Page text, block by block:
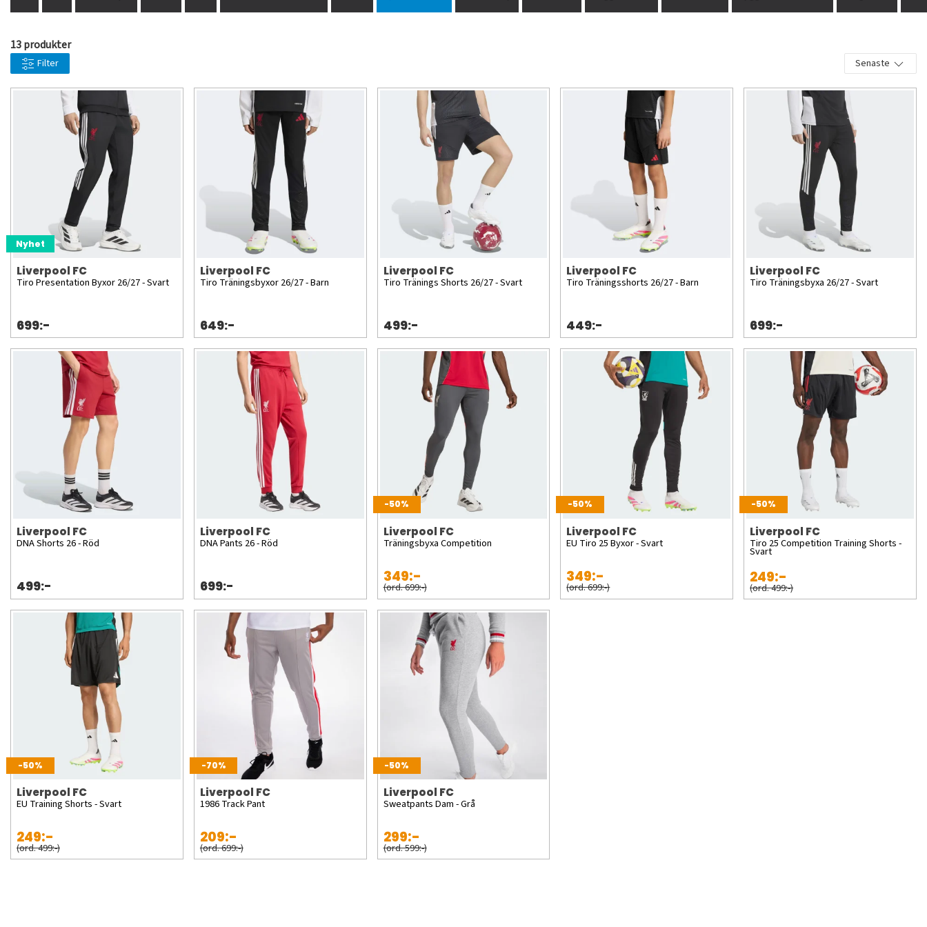
13 produkter
Filter Senaste
Nyhet
Liverpool FC
Tiro Presentation Byxor 26/27 - Svart
699:-
Liverpool FC
Tiro Träningsbyxor 26/27 - Barn
649:-
Liverpool FC
Tiro Tränings Shorts 26/27 - Svart
499:-
Liverpool FC
Tiro Träningsshorts 26/27 - Barn
449:-
Liverpool FC
Tiro Träningsbyxa 26/27 - Svart
699:-
Liverpool FC
DNA Shorts 26 - Röd
499:-
Liverpool FC
DNA Pants 26 - Röd
699:-
-50%
Liverpool FC
Träningsbyxa Competition
349:-
(ord. 699:-)
-50%
Liverpool FC
EU Tiro 25 Byxor - Svart
349:-
(ord. 699:-)
-50%
Liverpool FC
Tiro 25 Competition Training Shorts -
Svart
249:-
(ord. 499:-)
-50%
Liverpool FC
EU Training Shorts - Svart
249:-
(ord. 499:-)
-70%
Liverpool FC
1986 Track Pant
209:-
(ord. 699:-)
-50%
Liverpool FC
Sweatpants Dam - Grå
299:-
(ord. 599:-)